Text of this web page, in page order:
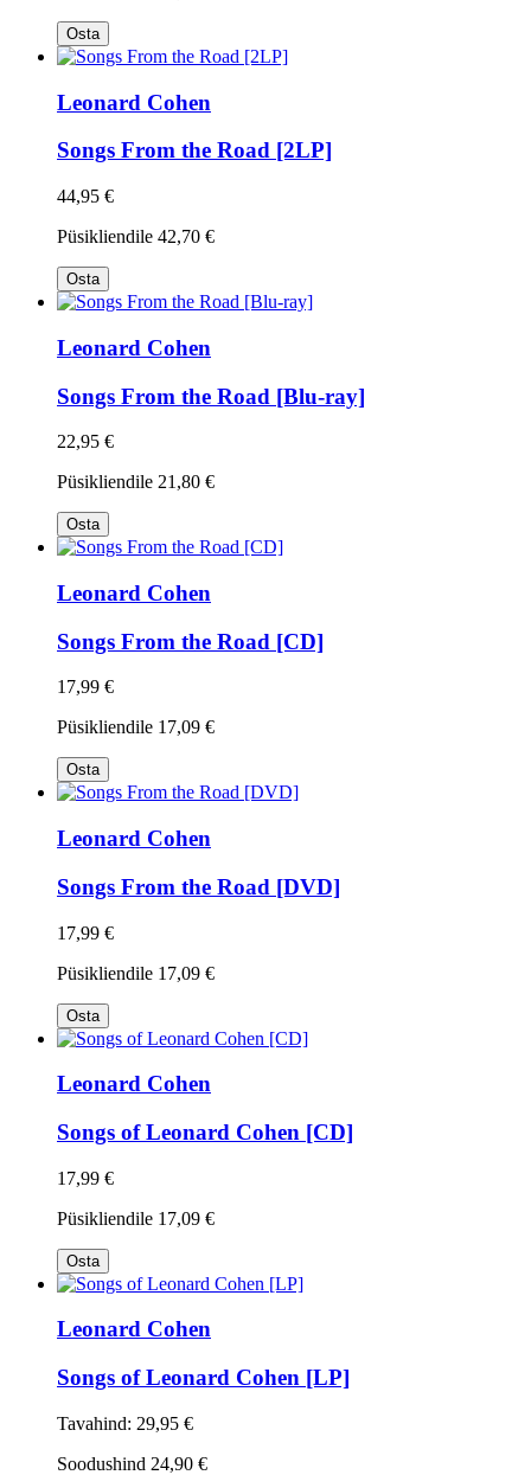
Osta
Leonard Cohen
Songs From the Road [2LP]
44,95 €
Püsikliendile 42,70 €
Osta
Leonard Cohen
Songs From the Road [Blu-ray]
22,95 €
Püsikliendile 21,80 €
Osta
Leonard Cohen
Songs From the Road [CD]
17,99 €
Püsikliendile 17,09 €
Osta
Leonard Cohen
Songs From the Road [DVD]
17,99 €
Püsikliendile 17,09 €
Osta
Leonard Cohen
Songs of Leonard Cohen [CD]
17,99 €
Püsikliendile 17,09 €
Osta
Leonard Cohen
Songs of Leonard Cohen [LP]
Tavahind: 29,95 €
Soodushind 24,90 €